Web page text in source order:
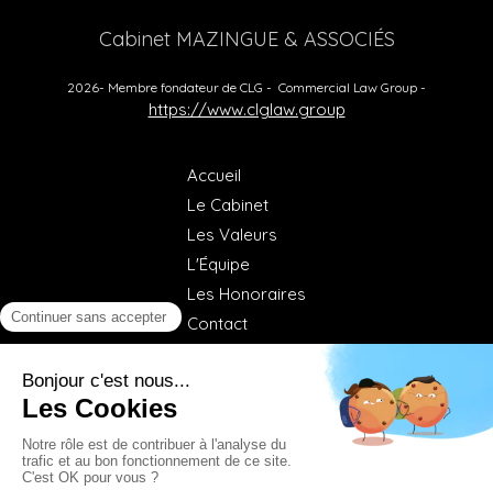
Cabinet MAZINGUE & ASSOCIÉS
2026- Membre fondateur de CLG - Commercial Law Group -
https://www.clglaw.group
Accueil
Le Cabinet
Les Valeurs
L'Équipe
Les Honoraires
Contact
©2020 MAZINGUE & ASSOCIÉS - Société d'Avocats
inscrits au Barreau de Paris